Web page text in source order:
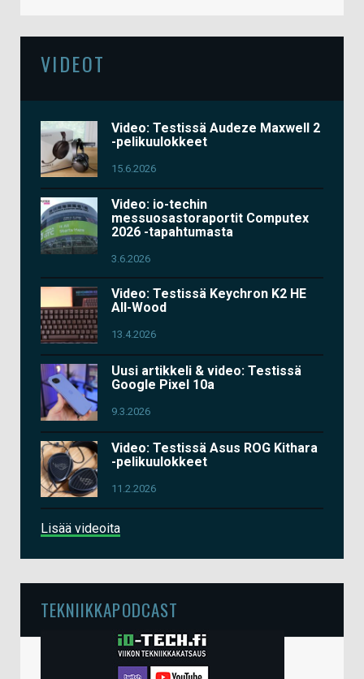
VIDEOT
Video: Testissä Audeze Maxwell 2
-pelikuulokkeet
15.6.2026
Video: io-techin
messuosastoraportit Computex
2026 -tapahtumasta
3.6.2026
Video: Testissä Keychron K2 HE
All-Wood
13.4.2026
Uusi artikkeli & video: Testissä
Google Pixel 10a
9.3.2026
Video: Testissä Asus ROG Kithara
-pelikuulokkeet
11.2.2026
Lisää videoita
TEKNIIKKAPODCAST